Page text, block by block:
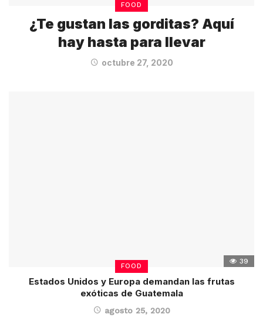
FOOD
¿Te gustan las gorditas? Aquí
hay hasta para llevar
octubre 27, 2020
FOOD
39
Estados Unidos y Europa demandan las frutas
exóticas de Guatemala
agosto 25, 2020